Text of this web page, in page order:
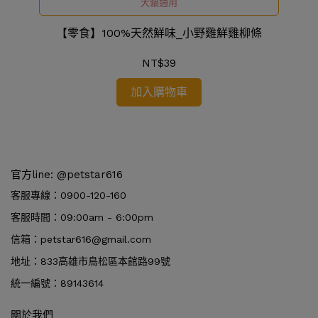
犬貓通用
【零食】100%天然鮮味_小野雞鮮雞柳條
NT$39
加入購物車
官方line: @petstar616
客服專線：0900-120-160
客服時間：09:00am - 6:00pm
信箱：petstar616@gmail.com
地址：833高雄市鳥松區本館路99號
統一編號：89143614
關於我們